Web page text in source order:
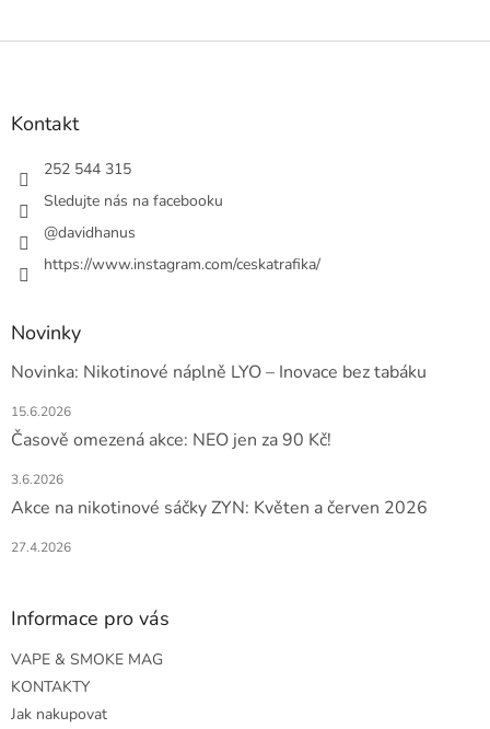
Z
Kontakt
252 544 315
Sledujte nás na facebooku
@davidhanus
https://www.instagram.com/ceskatrafika/
Novinky
Novinka: Nikotinové náplně LYO – Inovace bez tabáku
15.6.2026
Časově omezená akce: NEO jen za 90 Kč!
3.6.2026
Akce na nikotinové sáčky ZYN: Květen a červen 2026
27.4.2026
Informace pro vás
VAPE & SMOKE MAG
KONTAKTY
Jak nakupovat